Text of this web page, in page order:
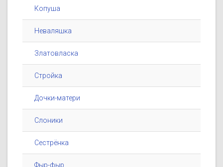
Копуша
Неваляшка
Златовласка
Стройка
Дочки-матери
Слоники
Сестрёнка
Фыр-фыр